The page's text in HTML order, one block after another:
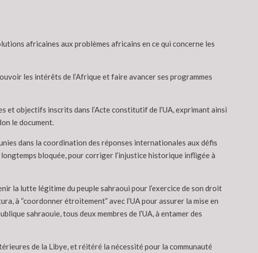
africaines aux problèmes africains en ce qui concerne les
les intérêts de l’Afrique et faire avancer ses programmes
et objectifs inscrits dans l’Acte constitutif de l’UA, exprimant ainsi
le document.
dans la coordination des réponses internationales aux défis
bloquée, pour corriger l’injustice historique infligée à
la lutte légitime du peuple sahraoui pour l’exercice de son droit
à “coordonner étroitement” avec l’UA pour assurer la mise en
sahraouie, tous deux membres de l’UA, à entamer des
de la Libye, et réitéré la nécessité pour la communauté